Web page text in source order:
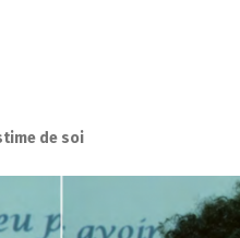
de soi